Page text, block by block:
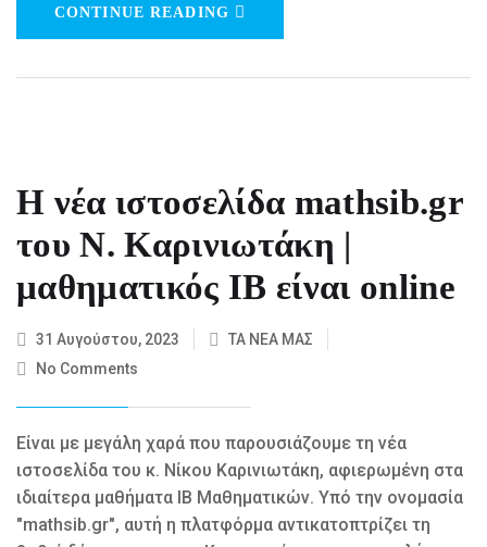
CONTINUE READING
H νέα ιστοσελίδα mathsib.gr
του Ν. Καρινιωτάκη |
μαθηματικός ΙΒ είναι online
31 Αυγούστου, 2023
ΤΑ ΝΕΑ ΜΑΣ
No Comments
Είναι με μεγάλη χαρά που παρουσιάζουμε τη νέα
ιστοσελίδα του κ. Νίκου Καρινιωτάκη, αφιερωμένη στα
ιδιαίτερα μαθήματα ΙΒ Μαθηματικών. Υπό την ονομασία
"mathsib.gr", αυτή η πλατφόρμα αντικατοπτρίζει τη